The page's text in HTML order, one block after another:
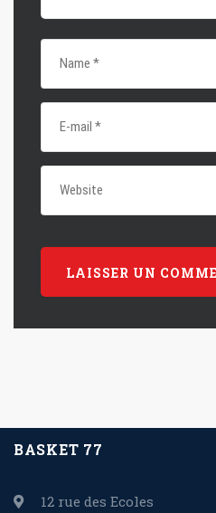
BASKET 77
12 rue des Ecoles